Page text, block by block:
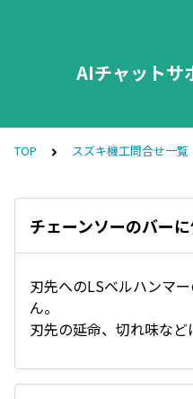
AIチャットサ
TOP スズキ機工問合せ一覧
チェーンソーのバー
刃先へのLSベルハンマ
ん。
刃先の延命、切れ味など